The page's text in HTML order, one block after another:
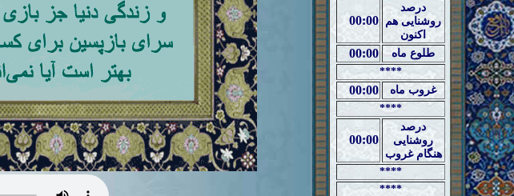
00:00
درصد
روشنایی هم
اکنون
00:00
طلوع ماه
****
00:00
غروب ماه
****
00:00
درصد
روشنایی
هنگام غروب
****
****